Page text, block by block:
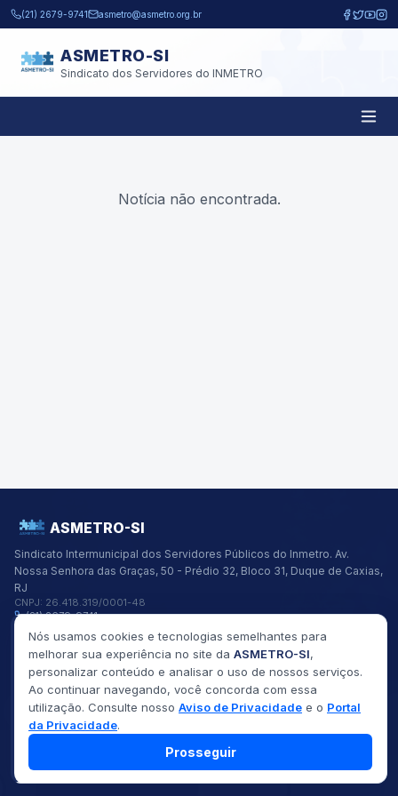
Pular para o conteúdo principal
(21) 2679-9741 asmetro@asmetro.org.br
ASMETRO-SI
Sindicato dos Servidores do INMETRO
Notícia não encontrada.
ASMETRO-SI
Sindicato Intermunicipal dos Servidores Públicos do Inmetro. Av.
Nossa Senhora das Graças, 50 - Prédio 32, Bloco 31, Duque de Caxias,
RJ
CNPJ: 26.418.319/0001-48
(21) 2679-9741
asmetro@asmetro.org.br
Links Rápidos
Institucional
Gestão
Saúde
Convênios
Fóruns
Seus Direitos
2026 ASMETRO-SI
Todos os direitos reservados
Nós usamos cookies e tecnologias semelhantes para
melhorar sua experiência no site da ASMETRO-SI,
personalizar conteúdo e analisar o uso de nossos serviços.
Ao continuar navegando, você concorda com essa
utilização. Consulte nosso Aviso de Privacidade e o Portal
da Privacidade.
Prosseguir